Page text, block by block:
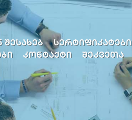
ᲨᲔᲡᲐᲮᲔᲑ ᲡᲔᲠᲢᲘᲤᲘᲙᲐᲢᲔᲑᲘ
ᲙᲝᲜᲢᲐᲥᲢᲘ ᲨᲔᲙᲕᲔᲗᲐ